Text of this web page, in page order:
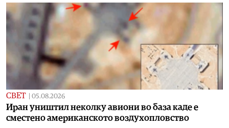
СВЕТ 05.08.2026
Иран уништил неколку авиони во база каде е
сместено американското воздухопловство